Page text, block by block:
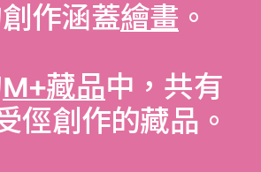
作涵蓋繪畫 。
M+藏品中，共有
俓創作的藏品。